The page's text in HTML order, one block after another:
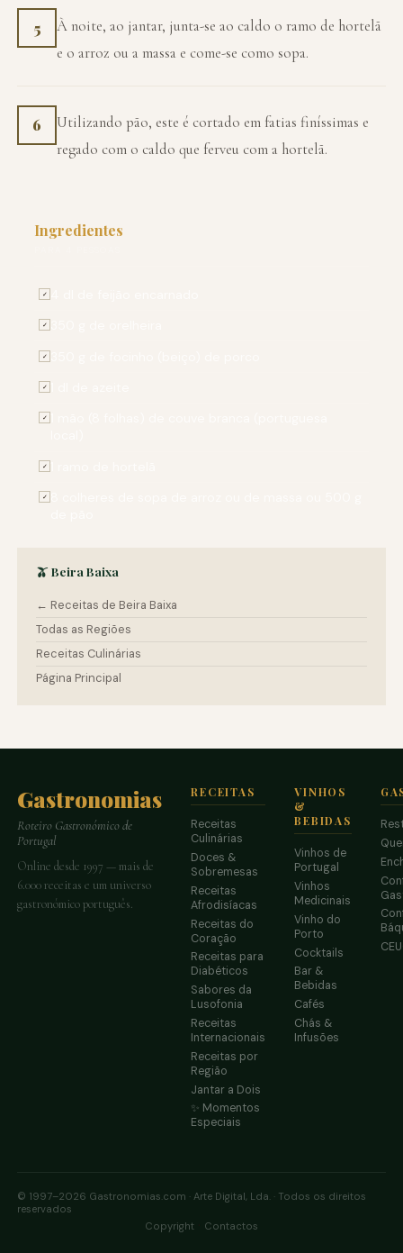
5
À noite, ao jantar, junta-se ao caldo o ramo de hortelã
e o arroz ou a massa e come-se como sopa.
6
Utilizando pão, este é cortado em fatias finíssimas e
regado com o caldo que ferveu com a hortelã.
Ingredientes
✓
✓
✓
✓
✓
✓
✓
🫒 Beira Baixa
← Receitas de Beira Baixa
Todas as Regiões
Receitas Culinárias
Página Principal
Gastronomias
Roteiro Gastronómico de
Portugal
Online desde 1997 — mais de
6.000 receitas e um universo
gastronómico português.
RECEITAS
Receitas
Culinárias
Doces &
Sobremesas
Receitas
Afrodisíacas
Receitas do
Coração
Receitas para
Diabéticos
Sabores da
Lusofonia
Receitas
Internacionais
Receitas por
Região
Jantar a Dois
✨ Momentos
Especiais
VINHOS
&
BEBIDAS
Vinhos de
Portugal
Vinhos
Medicinais
Vinho do
Porto
Cocktails
Bar &
Bebidas
Cafés
Chás &
Infusões
© 1997–2026 Gastronomias.com · Arte Digital, Lda. · Todos os direitos
reservados
Copyright
Contactos